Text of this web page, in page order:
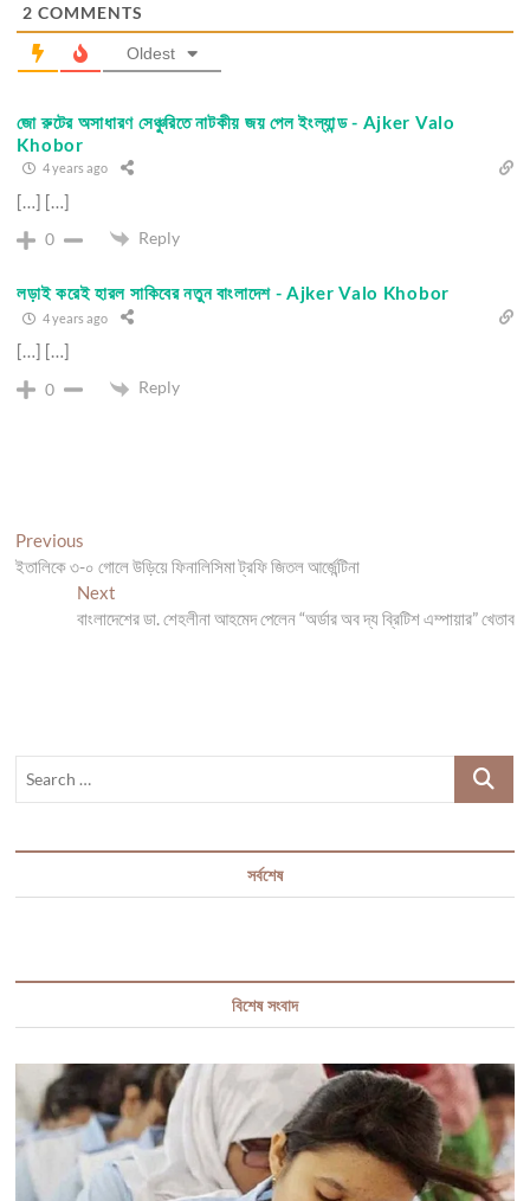
2 COMMENTS
Oldest
জো রুটের অসাধারণ সেঞ্চুরিতে নাটকীয় জয় পেল ইংল্যান্ড - Ajker Valo
Khobor
4 years ago
[…] […]
0 Reply
লড়াই করেই হারল সাকিবের নতুন বাংলাদেশ - Ajker Valo Khobor
4 years ago
[…] […]
0 Reply
Post
navigation
Previous
post:
ইতালিকে ৩-০ গোলে উড়িয়ে ফিনালিসিমা ট্রফি জিতল আর্জেন্টিনা
NextNext
post:
বাংলাদেশের ডা. শেহলীনা আহমেদ পেলেন “অর্ডার অব দ্য ব্রিটিশ এম্পায়ার” খেতাব
Search
সর্বশেষ
বিশেষ সংবাদ